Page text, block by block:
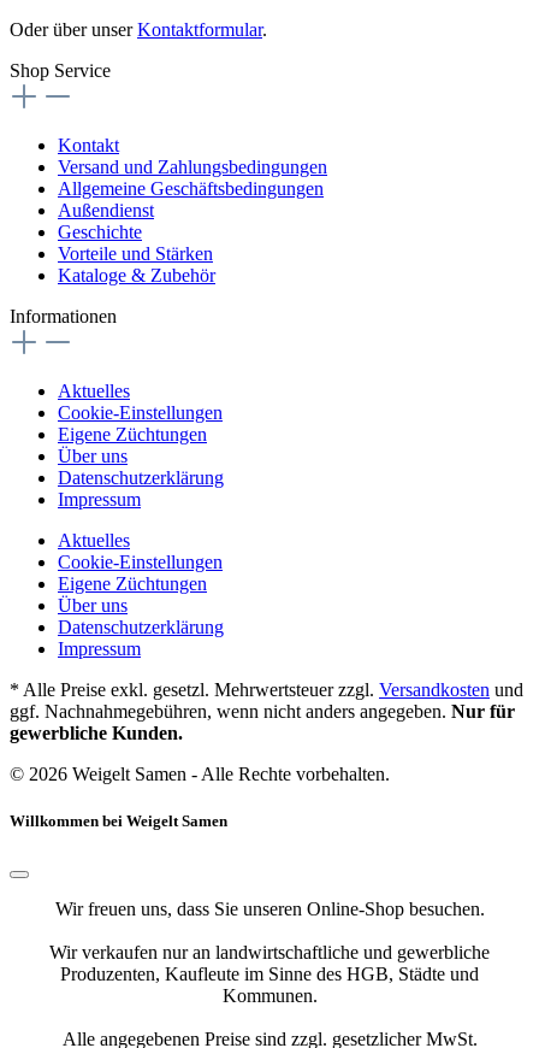
Oder über unserKontaktformular.
Shop Service
Kontakt
Versand und Zahlungsbedingungen
Allgemeine Geschäftsbedingungen
Außendienst
Geschichte
Vorteile und Stärken
Kataloge & Zubehör
Informationen
Aktuelles
Cookie-Einstellungen
Eigene Züchtungen
Über uns
Datenschutzerklärung
Impressum
Aktuelles
Cookie-Einstellungen
Eigene Züchtungen
Über uns
Datenschutzerklärung
Impressum
* Alle Preise exkl. gesetzl. Mehrwertsteuer zzgl. Versandkosten und
ggf. Nachnahmegebühren, wenn nicht anders angegeben. Nur für
gewerbliche Kunden.
© 2026 Weigelt Samen - Alle Rechte vorbehalten.
Willkommen bei Weigelt Samen
Wir freuen uns, dass Sie unseren Online-Shop besuchen.
Wir verkaufen nur an landwirtschaftliche und gewerbliche
Produzenten, Kaufleute im Sinne des HGB, Städte und
Kommunen.
Alle angegebenen Preise sind zzgl. gesetzlicher MwSt.